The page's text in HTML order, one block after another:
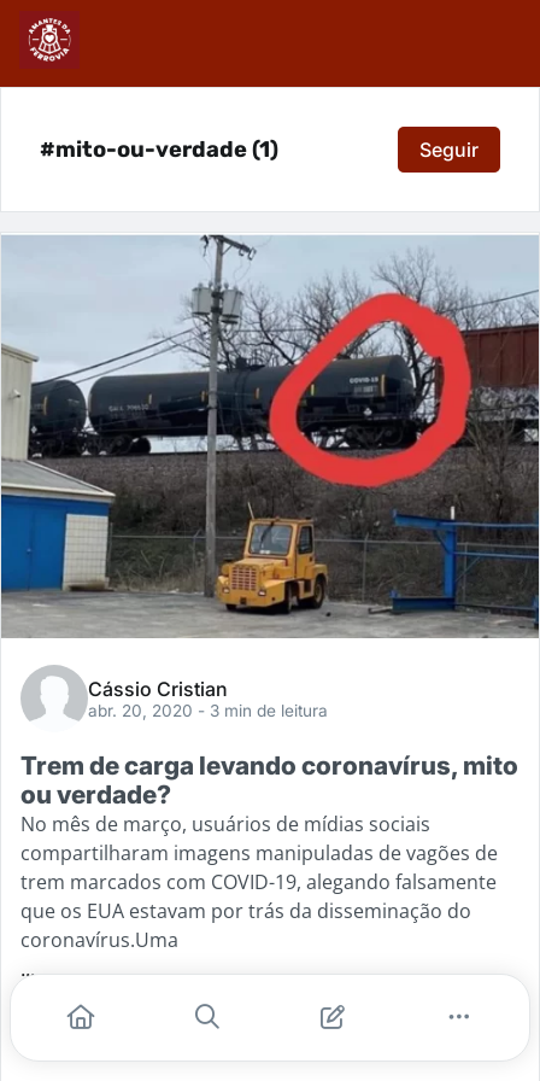
#mito-ou-verdade (1) Seguir
Cássio Cristian
abr. 20, 2020 - 3 min de leitura
Trem de carga levando coronavírus, mito
ou verdade?
No mês de março, usuários de mídias sociais
compartilharam imagens manipuladas de vagões de
trem marcados com COVID-19, alegando falsamente
que os EUA estavam por trás da disseminação do
coronavírus.Uma
...
#covid-19 #coronavirus
#trem de carga